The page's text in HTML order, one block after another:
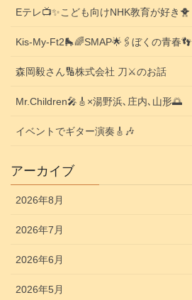
Eテレ📺️✨こども向けNHK教育が好き🐥
Kis-My-Ft2🛼🌈SMAP🌟🖇️ぼくの青春👣
森岡毅さん🔢株式会社 刀⚔️のお話
Mr.Children🎤🎸×湯野浜､庄内､山形🌅
イベントでギター演奏🎸🎶
アーカイブ
2026年8月
2026年7月
2026年6月
2026年5月